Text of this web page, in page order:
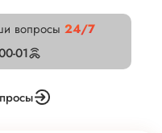
вопросы 24/7
01